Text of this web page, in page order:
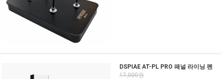
DSPIAE AT-PL PRO 패널 라이닝 펜
17,000원